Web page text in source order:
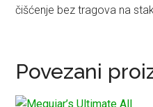
čišćenje bez tragova na
Povezani